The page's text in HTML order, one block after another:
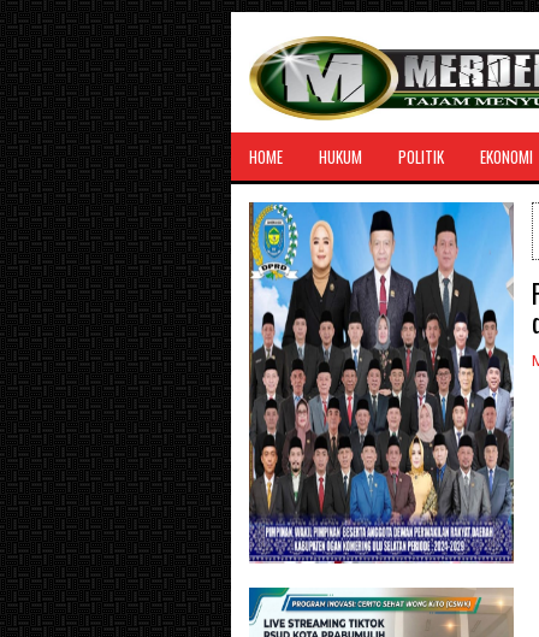
HOME HUKUM POLITIK EKONOMI